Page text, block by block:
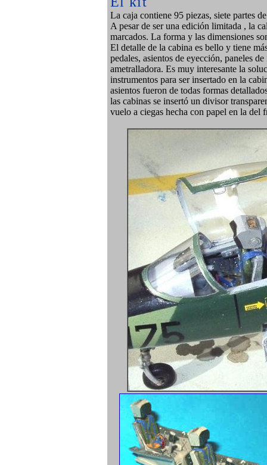
La caja contiene 95 piezas, siete partes
A pesar de ser una edición limitada , la
marcados. La forma y las dimensiones
El detalle de la cabina es bello y tiene
pedales, asientos de eyección, paneles
ametralladora. Es muy interesante la
instrumentos para ser insertado en la
asientos fueron de todas formas
las cabinas se insertó un divisor
vuelo a ciegas hecha con papel en la del